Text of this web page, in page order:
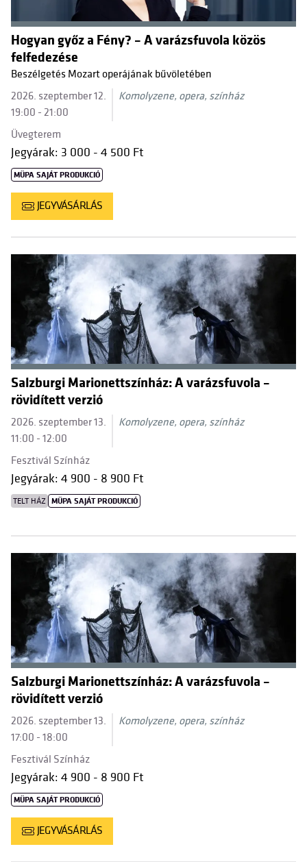
Hogyan győz a Fény? – A varázsfuvola közös
felfedezése
Beszélgetés Mozart operájának bűvöletében
2026. szeptember 12.
19:00 - 21:00
Komolyzene, opera, színház
Üvegterem
Jegyárak: 3 000 - 4 500 Ft
MÜPA SAJÁT PRODUKCIÓ
JEGYVÁSÁRLÁS
Salzburgi Marionettszínház: A varázsfuvola –
rövidített verzió
2026. szeptember 13.
11:00 - 12:00
Komolyzene, opera, színház
Fesztivál Színház
Jegyárak: 4 900 - 8 900 Ft
TELT HÁZ MÜPA SAJÁT PRODUKCIÓ
Salzburgi Marionettszínház: A varázsfuvola –
rövidített verzió
2026. szeptember 13.
17:00 - 18:00
Komolyzene, opera, színház
Fesztivál Színház
Jegyárak: 4 900 - 8 900 Ft
MÜPA SAJÁT PRODUKCIÓ
JEGYVÁSÁRLÁS